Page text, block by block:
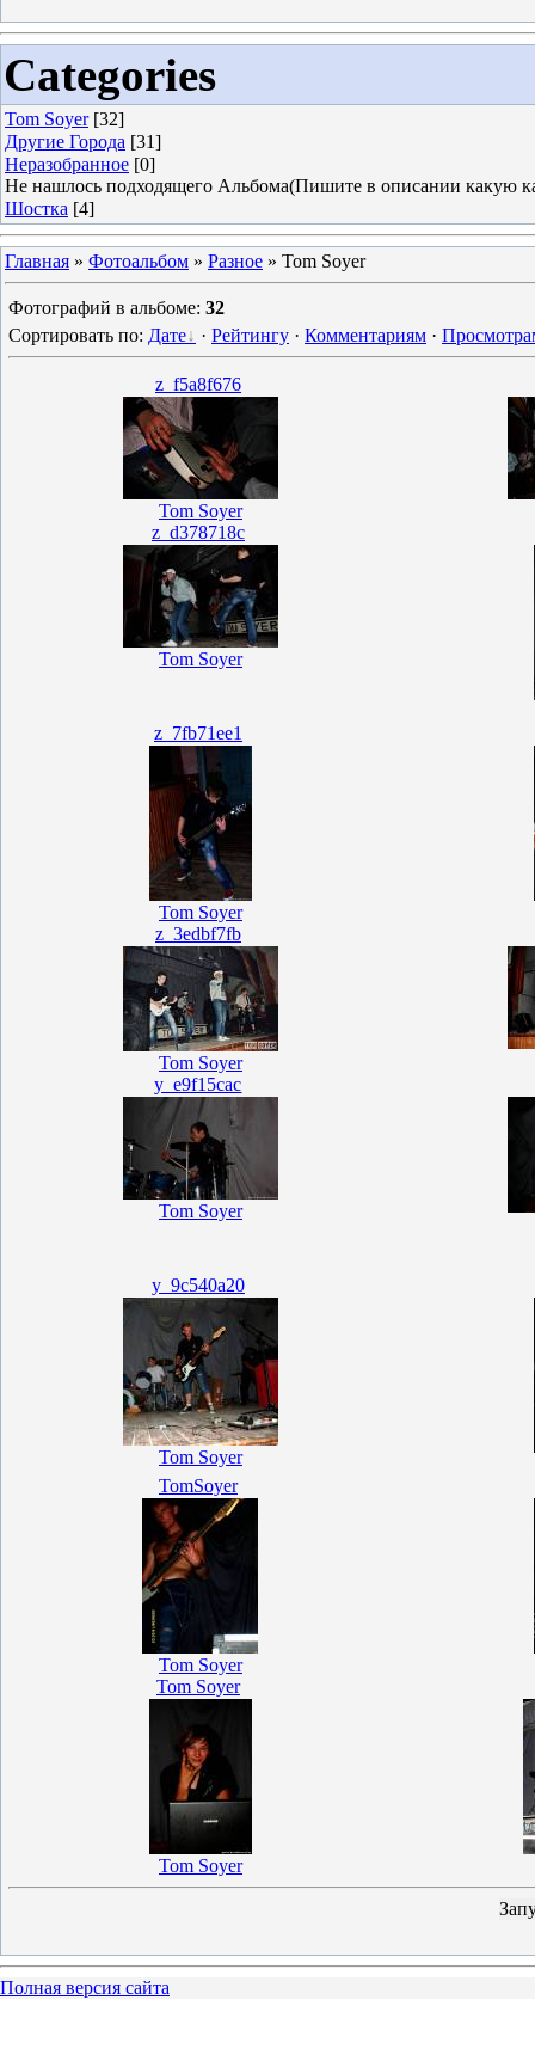
Categories
Tom Soyer [32]
Другие Города [31]
Неразобранное [0]
Не нашлось подходящего Альбома(Пишите в описании какую
Шостка [4]
Главная » Фотоальбом » Разное » Tom Soyer
Фотографий в альбоме: 32
Сортировать по: Дате · Рейтингу · Комментариям ·
z_f5a8f676
Tom Soyer
z_d378718c
Tom Soyer
z_7fb71ee1
Tom Soyer
z_3edbf7fb
Tom Soyer
y_e9f15cac
Tom Soyer
y_9c540a20
Tom Soyer
TomSoyer
Tom Soyer
Tom Soyer
Tom Soyer
Полная версия сайта